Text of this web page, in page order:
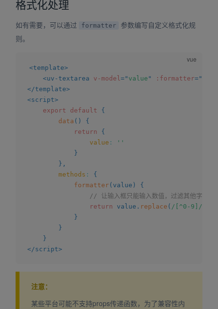
格式化处理
如有需要，可以通过 formatter
参数编写自定义格式化规
则。
<template>
<uv-textarea v-model =" value " :formatter="
</template>
<script>
export
default
{
data ( )
{
return
{
value :
''
}
} ,
methods :
{
formatter( value )
{
// 让输入框只能输入数值，过滤其他字符
return value . replace ( / [^0-9] /
}
}
}
</script>
注意：
某些平台可能不支持props传递函数，为了兼容性内